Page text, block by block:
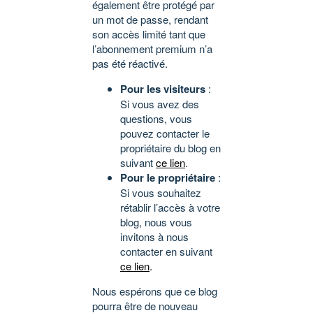
également être protégé par
un mot de passe, rendant
son accès limité tant que
l’abonnement premium n’a
pas été réactivé.
Pour les visiteurs :
Si vous avez des
questions, vous
pouvez contacter le
propriétaire du blog en
suivantce lien.
Pour le propriétaire :
Si vous souhaitez
rétablir l’accès à votre
blog, nous vous
invitons à nous
contacter en suivant
ce lien.
Nous espérons que ce blog
pourra être de nouveau